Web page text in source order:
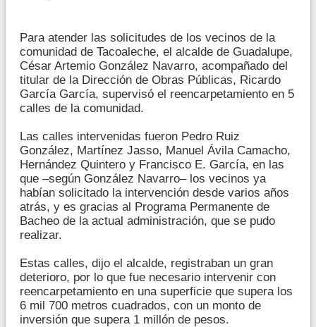
Para atender las solicitudes de los vecinos de la
comunidad de Tacoaleche, el alcalde de Guadalupe,
César Artemio González Navarro, acompañado del
titular de la Dirección de Obras Públicas, Ricardo
García García, supervisó el reencarpetamiento en 5
calles de la comunidad.
Las calles intervenidas fueron Pedro Ruiz
González, Martínez Jasso, Manuel Ávila Camacho,
Hernández Quintero y Francisco E. García, en las
que –según González Navarro– los vecinos ya
habían solicitado la intervención desde varios años
atrás, y es gracias al Programa Permanente de
Bacheo de la actual administración, que se pudo
realizar.
Estas calles, dijo el alcalde, registraban un gran
deterioro, por lo que fue necesario intervenir con
reencarpetamiento en una superficie que supera los
6 mil 700 metros cuadrados, con un monto de
inversión que supera 1 millón de pesos.